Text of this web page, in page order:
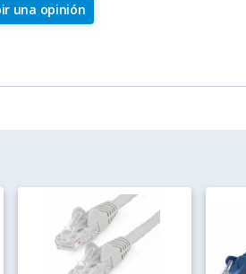
una opinión